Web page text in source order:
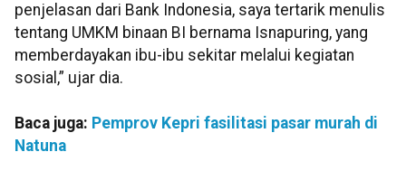
penjelasan dari Bank Indonesia, saya tertarik menulis
tentang UMKM binaan BI bernama Isnapuring, yang
memberdayakan ibu-ibu sekitar melalui kegiatan
sosial,” ujar dia.
Baca juga: Pemprov Kepri fasilitasi pasar murah di
Natuna